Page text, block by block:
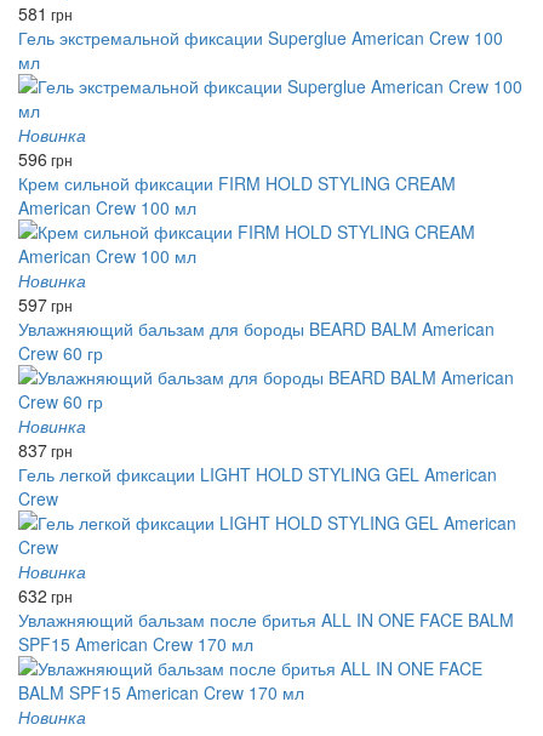
581 грн
Гель экстремальной фиксации Superglue American Crew 100
мл
Новинка
596 грн
Крем сильной фиксации FIRM HOLD STYLING CREAM
American Crew 100 мл
Новинка
597грн
Увлажняющий бальзам для бороды BEARD BALM American
Crew 60 гр
Новинка
837грн
Гель легкой фиксации LIGHT HOLD STYLING GEL American
Crew
Новинка
632 грн
Увлажняющий бальзам после бритья ALL IN ONE FACE BALM
SPF15 American Crew 170 мл
Новинка